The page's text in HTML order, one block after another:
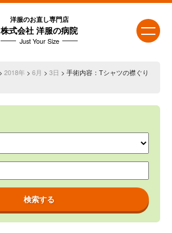
洋服のお直し専門店
株式会社 洋服の病院
Just Your Size
2018年 > 6月 > 3日 > 手術内容：Tシャツの襟ぐり